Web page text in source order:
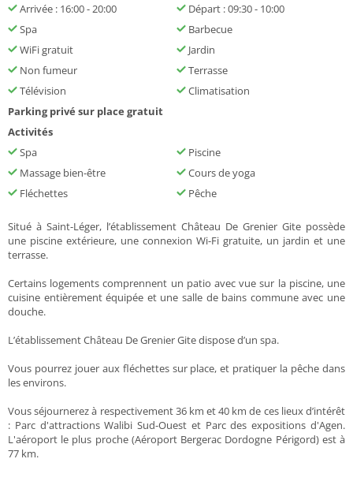
Arrivée : 16:00 - 20:00
Départ : 09:30 - 10:00
Spa
Barbecue
WiFi gratuit
Jardin
Non fumeur
Terrasse
Télévision
Climatisation
Parking privé sur place gratuit
Activités
Spa
Piscine
Massage bien-être
Cours de yoga
Fléchettes
Pêche
Situé à Saint-Léger, l’établissement Château De Grenier Gite possède
une piscine extérieure, une connexion Wi-Fi gratuite, un jardin et une
terrasse.
Certains logements comprennent un patio avec vue sur la piscine, une
cuisine entièrement équipée et une salle de bains commune avec une
douche.
L’établissement Château De Grenier Gite dispose d’un spa.
Vous pourrez jouer aux fléchettes sur place, et pratiquer la pêche dans
les environs.
Vous séjournerez à respectivement 36 km et 40 km de ces lieux d’intérêt
: Parc d'attractions Walibi Sud-Ouest et Parc des expositions d'Agen.
L'aéroport le plus proche (Aéroport Bergerac Dordogne Périgord) est à
77 km.